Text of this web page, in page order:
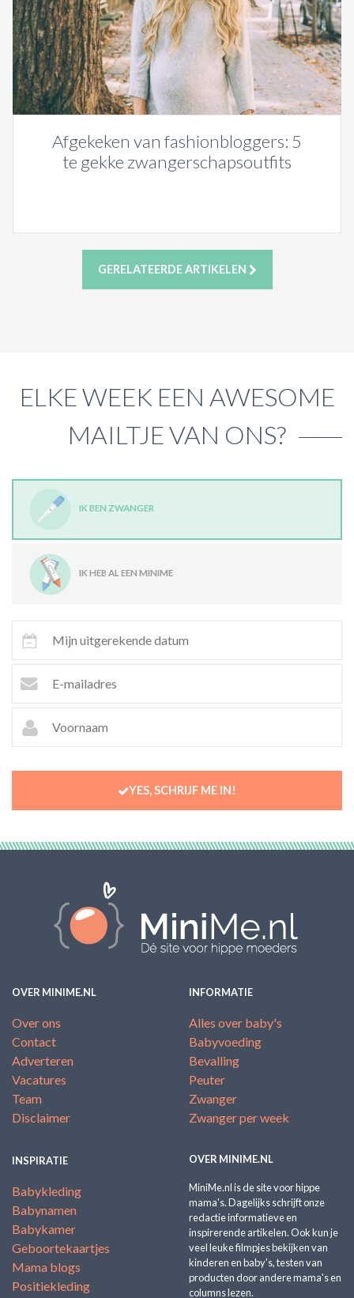
Afgekeken van fashionbloggers: 5
te gekke zwangerschapsoutfits
GERELATEERDE ARTIKELEN
ELKE WEEK EEN AWESOME
MAILTJE VAN ONS?
IK BEN ZWANGER
IK HEB AL EEN MINIME
YES, SCHRIJF ME IN!
OVER MINIME.NL
Over ons
Contact
Adverteren
Vacatures
Team
Disclaimer
INFORMATIE
Alles over baby's
Babyvoeding
Bevalling
Peuter
Zwanger
Zwanger per week
INSPIRATIE
Babykleding
Babynamen
Babykamer
Geboortekaartjes
Mama blogs
Positiekleding
OVER MINIME.NL
MiniMe.nl is de site voor hippe
mama's. Dagelijks schrijft onze
redactie informatieve en
inspirerende artikelen. Ook kun je
veel leuke filmpjes bekijken van
kinderen en baby's, testen van
producten door andere mama's en
columns lezen.